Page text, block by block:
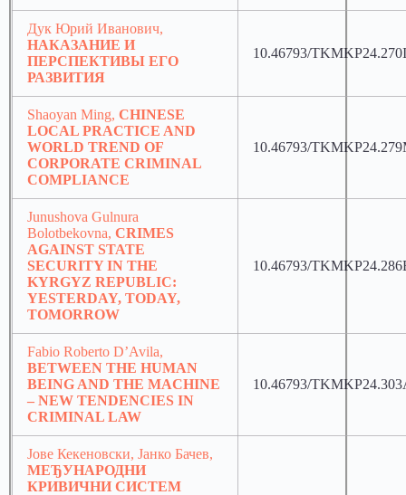
Дук Юрий Иванович,
НАКАЗАНИЕ И
ПЕРСПЕКТИВЫ ЕГО
РАЗВИТИЯ
10.46793/TKMKP24.270I
Shaoyan Ming, CHINESE
LOCAL PRACTICE AND
WORLD TREND OF
CORPORATE CRIMINAL
COMPLIANCE
10.46793/
Junushova Gulnura
Bolotbekovna, CRIMES
AGAINST STATE
SECURITY IN THE
KYRGYZ REPUBLIC:
YESTERDAY, TODAY,
TOMORROW
10.46793/
Fabio Roberto D’Avila,
BETWEEN THE HUMAN
BEING AND THE MACHINE
– NEW TENDENCIES IN
CRIMINAL LAW
10.46793/
Јове Кекеновски, Јанко Бачев,
МЕЂУНАРОДНИ
КРИВИЧНИ СИСТЕМ